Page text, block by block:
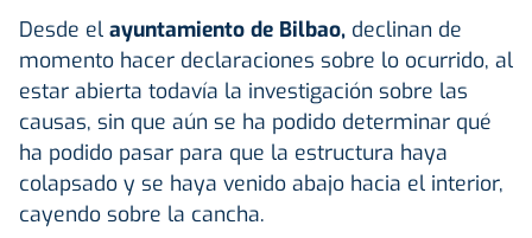
Desde el ayuntamiento de Bilbao, declinan de
momento hacer declaraciones sobre lo ocurrido, al
estar abierta todavía la investigación sobre las
causas, sin que aún se ha podido determinar qué
ha podido pasar para que la estructura haya
colapsado y se haya venido abajo hacia el interior,
cayendo sobre la cancha.